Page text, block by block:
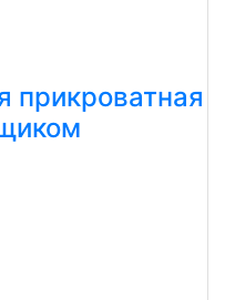
прикроватная